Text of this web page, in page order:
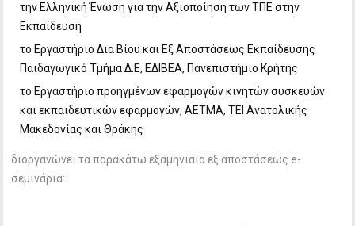
την Ελληνική Ένωση για την Αξιοποίηση των ΤΠΕ στην
Εκπαίδευση
το Εργαστήριο Δια Βίου και Εξ Αποστάσεως Εκπαίδευσης
Παιδαγωγικό Τμήμα Δ.Ε, ΕΔΙΒΕΑ, Πανεπιστήμιο Κρήτης
το Εργαστήριο προηγμένων εφαρμογών κινητών συσκευών
και εκπαιδευτικών εφαρμογών, ΑΕΤΜΑ, ΤΕΙ Ανατολικής
Μακεδονίας και Θράκης
διοργανώνει τα παρακάτω εξαμηνιαία εξ αποστάσεως e-
σεμινάρια: